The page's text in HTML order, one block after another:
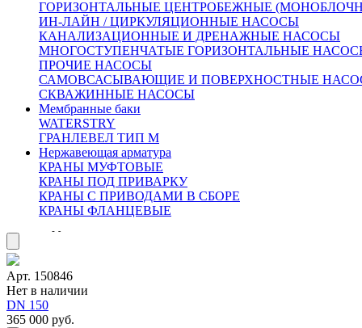
ГОРИЗОНТАЛЬНЫЕ ЦЕНТРОБЕЖНЫЕ
ИН-ЛАЙН / ЦИРКУЛЯЦИОННЫЕ НАСОСЫ
КАНАЛИЗАЦИОННЫЕ И ДРЕНАЖНЫЕ НАСОСЫ
МНОГОСТУПЕНЧАТЫЕ ГОРИЗОНТАЛЬНЫЕ
ПРОЧИЕ НАСОСЫ
САМОВСАСЫВАЮЩИЕ И ПОВЕРХНОСТНЫЕ
СКВАЖИННЫЕ НАСОСЫ
Мембранные баки
WATERSTRY
ГРАНЛЕВЕЛ ТИП М
Нержавеющая арматура
КРАНЫ МУФТОВЫЕ
КРАНЫ ПОД ПРИВАРКУ
КРАНЫ С ПРИВОДАМИ В СБОРЕ
КРАНЫ ФЛАНЦЕВЫЕ
Арт. 150222
Нет в наличии
DN 250
700 000 руб.
Арт. 150093
Нет в наличии
DN 200
Арт. 150846
Нет в наличии
DN 150
365 000 руб.